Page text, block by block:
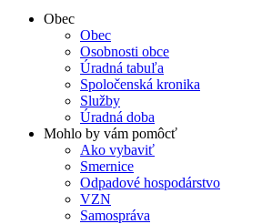
Obec
Obec
Osobnosti obce
Úradná tabuľa
Spoločenská kronika
Služby
Úradná doba
Mohlo by vám pomôcť
Ako vybaviť
Smernice
Odpadové hospodárstvo
VZN
Samospráva